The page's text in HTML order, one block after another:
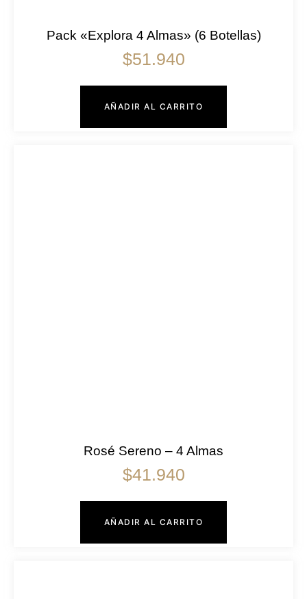
Pack «Explora 4 Almas» (6 Botellas)
$51.940
AÑADIR AL CARRITO
Rosé Sereno – 4 Almas
$41.940
AÑADIR AL CARRITO